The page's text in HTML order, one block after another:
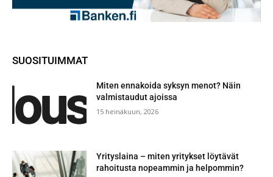
SUOSITUIMMAT
Miten ennakoida syksyn menot? Näin
valmistaudut ajoissa
15 heinäkuun, 2026
Yrityslaina – miten yritykset löytävät
rahoitusta nopeammin ja helpommin?